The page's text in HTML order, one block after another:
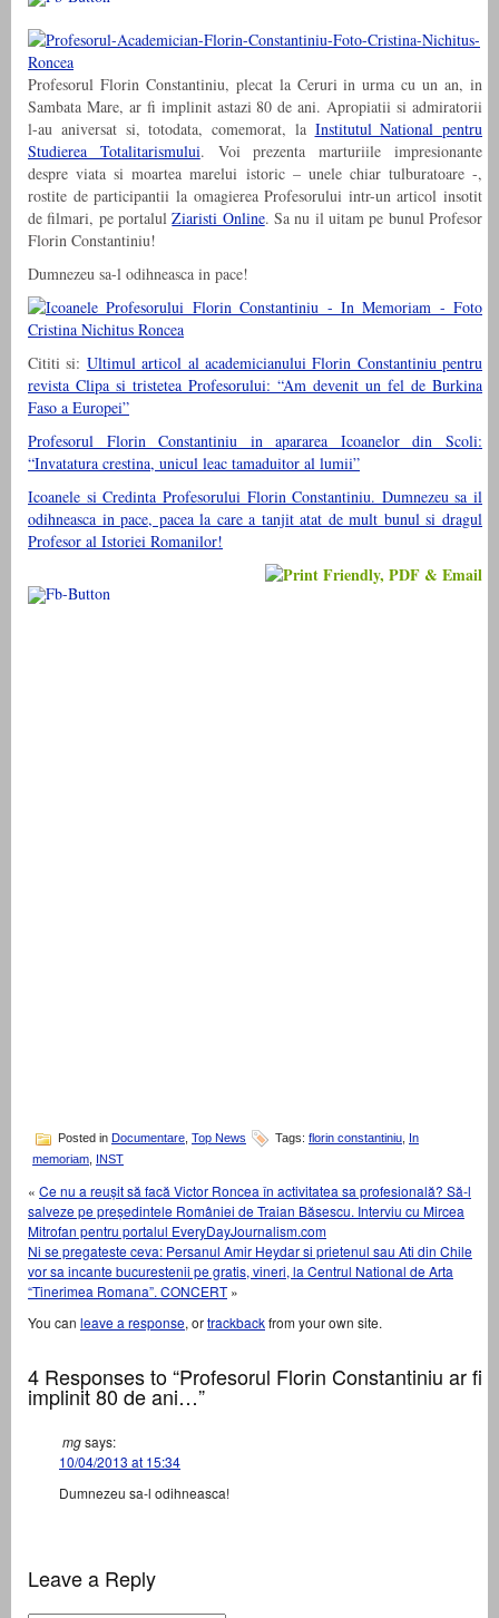
Profesorul Florin Constantiniu, plecat la Ceruri in urma cu un an, in
Sambata Mare, ar fi implinit astazi 80 de ani. Apropiatii si admiratorii
l-au aniversat si, totodata, comemorat, la Institutul National pentru
Studierea Totalitarismului. Voi prezenta marturiile impresionante
despre viata si moartea marelui istoric – unele chiar tulburatoare -,
rostite de participantii la omagierea Profesorului intr-un articol insotit
de filmari, pe portalulZiaristi Online. Sa nu il uitam pe bunul Profesor
Florin Constantiniu!
Dumnezeu sa-l odihneasca in pace!
Cititi si: Ultimul articol al academicianului Florin Constantiniu pentru
revista Clipa si tristetea Profesorului: “Am devenit un fel de Burkina
Faso a Europei”
Profesorul Florin Constantiniu in apararea Icoanelor din Scoli:
“Invatatura crestina, unicul leac tamaduitor al lumii”
Icoanele si Credinta Profesorului Florin Constantiniu. Dumnezeu sa il
odihneasca in pace, pacea la care a tanjit atat de mult bunul si dragul
Profesor al Istoriei Romanilor!
Posted in Documentare Top News Tags: florin constantiniu
In
memoriam, INST
« Ce nu a reușit să facă Victor Roncea în activitatea sa profesională? Să-l
salveze pe președintele României de Traian Băsescu. Interviu cu Mircea
Mitrofan pentru portalul EveryDayJournalism.com
Ni se pregateste ceva: Persanul Amir Heydar si prietenul sau Ati din Chile
vor sa incante bucurestenii pe gratis, vineri, la Centrul National de Arta
“Tinerimea Romana”. CONCERT»
You can leave a response, ortrackbackfrom your own site.
4 Responses to “Profesorul Florin Constantiniu ar fi
implinit 80 de ani…”
mgsays:
10/04/2013 at 15:34
Dumnezeu sa-l odihneasca!
Leave a Reply